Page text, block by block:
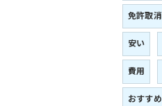
免許取消
安い
費用
おすすめ